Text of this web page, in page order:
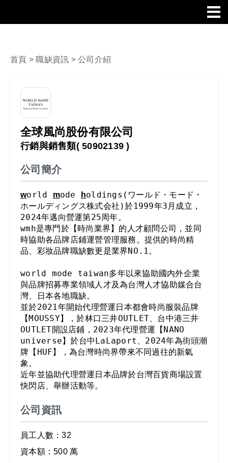
首頁 >職缺資訊 > 公司介紹
全球風尚股份有限公司
行銷與銷售類( 50902139 )
公司簡介
world mode holdings(ワールド・モード・
ホールディングス株式会社)於1999年3月成立，
2024年邁向營運第25周年。
wmh是專門於【時尚業界】的人才顧問公司，並同
時協助各品牌店鋪運營管理服務。提供的時尚精
品、彩妝品牌職缺數更是業界NO.1。
world mode taiwan多年以來協助國內外企業
與品牌招募專業領域人才及為台灣人才協助媒合台
並於2021年開始代理營運日本都會時尚服裝品牌
【MOUSSY】，於林口三井OUTLET、台中港三井
OUTLET開設店鋪，2023年代理營運【NANO
universe】於台中LaLaport、2024年為街頭潮
牌【HUF】，為台灣時尚界帶來不同過往的新氣
象。
近年並協助代理營運日本品牌於台灣百貨商場設置
公司資訊
員工人數：32
資本額：500 萬